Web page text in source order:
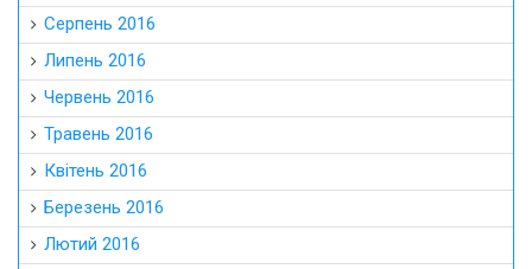
Серпень 2016
Липень 2016
Червень 2016
Травень 2016
Квітень 2016
Березень 2016
Лютий 2016